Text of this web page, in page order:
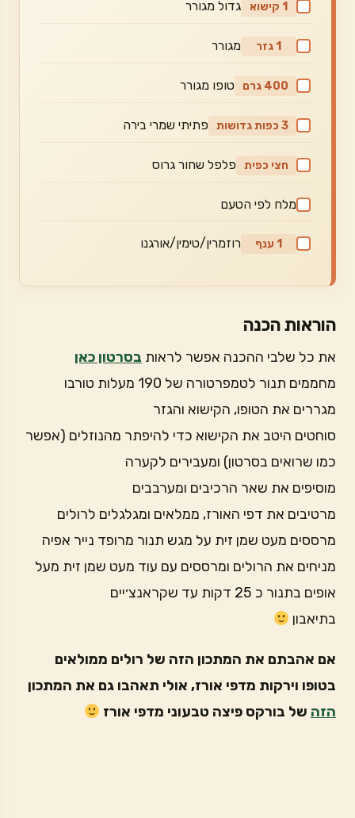
1 קישוא גדול מגורר
1 גזר מגורר
400 גרם טופו מגורר
3 כפות גדושות פתיתי שמרי בירה
חצי כפית פלפל שחור גרוס
מלח לפי הטעם
1 ענף רוזמרין/טימין/אורגנו
הוראות הכנה
את כל שלבי ההכנה אפשר לראות בסרטון כאן
מחממים תנור לטמפרטורה של 190 מעלות טורבו
מגררים את הטופו, הקישוא והגזר
סוחטים היטב את הקישוא כדי להיפתר מהנוזלים (אפשר
כמו שרואים בסרטון) ומעבירים לקערה
מוסיפים את שאר הרכיבים ומערבבים
מרטיבים את דפי האורז, ממלאים ומגלגלים לרולים
מרססים מעט שמן זית על מגש תנור מרופד נייר אפיה
מניחים את הרולים ומרססים עם עוד מעט שמן זית מעל
אופים בתנור כ 25 דקות עד שקראנצ׳יים
בתיאבון
אם אהבתם את המתכון הזה של רולים ממולאים
בטופו וירקות מדפי אורז, אולי תאהבו גם את המתכון
הזה של בורקס פיצה טבעוני מדפי אורז